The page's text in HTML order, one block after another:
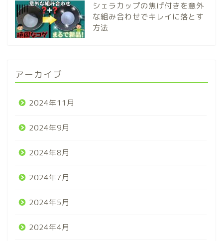
シェラカップの焦げ付きを意外
な組み合わせでキレイに落とす
方法
アーカイブ
2024年11月
2024年9月
2024年8月
2024年7月
2024年5月
2024年4月